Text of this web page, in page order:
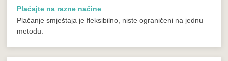
Plaćajte na razne načine
Plaćanje smještaja je fleksibilno, niste ograničeni na jednu
metodu.